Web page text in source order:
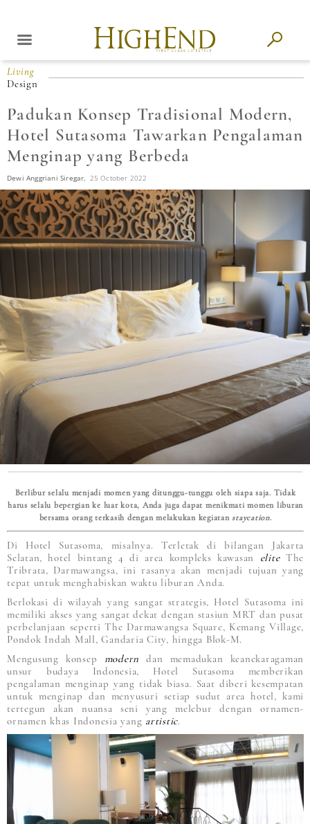
Living
Design
Padukan Konsep Tradisional Modern,
Hotel Sutasoma Tawarkan Pengalaman
Menginap yang Berbeda
Dewi Anggriani Siregar, 25 October 2022
Berlibur selalu menjadi momen yang ditunggu-tunggu oleh siapa saja. Tidak
harus selalu bepergian ke luar kota, Anda juga dapat menikmati momen liburan
bersama orang terkasih dengan melakukan kegiatanstaycation.
Di Hotel Sutasoma, misalnya. Terletak di bilangan Jakarta
Selatan, hotel bintang 4 di area kompleks kawasan elite The
Tribrata, Darmawangsa, ini rasanya akan menjadi tujuan yang
tepat untuk menghabiskan waktu liburan Anda.
Berlokasi di wilayah yang sangat strategis, Hotel Sutasoma ini
memiliki akses yang sangat dekat dengan stasiun MRT dan pusat
perbelanjaan seperti The Darmawangsa Square, Kemang Village,
Pondok Indah Mall, Gandaria City, hingga Blok-M.
Mengusung konsep moderndan memadukan keanekaragaman
unsur budaya Indonesia, Hotel Sutasoma memberikan
pengalaman menginap yang tidak biasa. Saat diberi kesempatan
untuk menginap dan menyusuri setiap sudut area hotel, kami
tertegun akan nuansa seni yang melebur dengan ornamen-
ornamen khas Indonesia yang artistic.